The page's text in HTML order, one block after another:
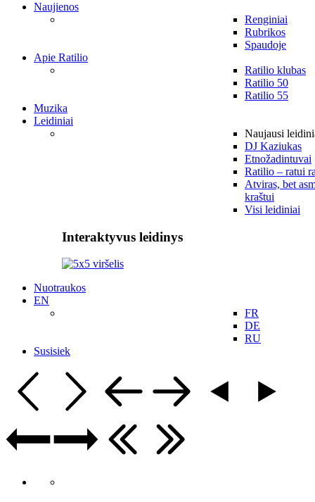
Naujienos
Renginiai
Rubrikos
Spaudoje
Apie Ratilio
Ratilio klubas
Ratilio 50
Ratilio 55
Muzika
Leidiniai
Naujausi
DJ Kaziukas
Etnožadintuvai
Ratilio – ratui
Atviras, bet
kraštui
Visi leidiniai
Interaktyvus leidinys
Nuotraukos
EN
FR
DE
RU
Susisiek